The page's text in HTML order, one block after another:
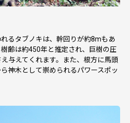
るタブノキは、幹回りが約8mもあ
齢は約450年と推定され、巨樹の圧
与えてくれます。また、根方に馬頭
神木として崇められるパワースポッ